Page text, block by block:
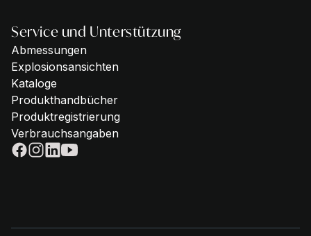
Service und Unterstützung
Abmessungen
Explosionsansichten
Kataloge
Produkthandbücher
Produktregistrierung
Verbrauchsangaben